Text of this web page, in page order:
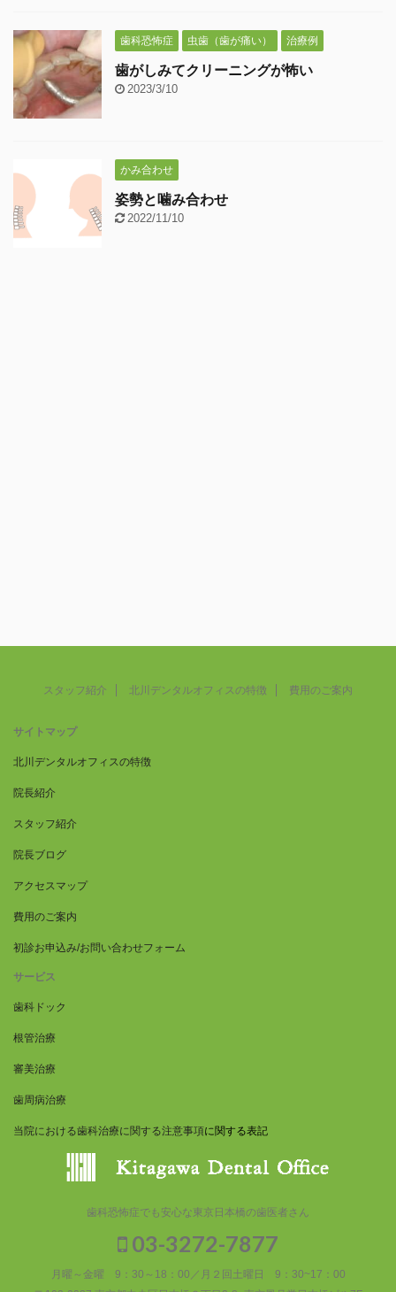
歯科恐怖症 虫歯（歯が痛い） 治療例
歯がしみてクリーニングが怖い
2023/3/10
かみ合わせ
姿勢と噛み合わせ
2022/11/10
スタッフ紹介 北川デンタルオフィスの特徴 費用のご案内
サイトマップ
北川デンタルオフィスの特徴
院長紹介
スタッフ紹介
院長ブログ
アクセスマップ
費用のご案内
初診お申込み/お問い合わせフォーム
サービス
歯科ドック
根管治療
審美治療
歯周病治療
当院における歯科治療に関する注意事項に関する表記
歯科恐怖症でも安心な東京日本橋の歯医者さん
03-3272-7877
月曜～金曜 9：30～18：00／月２回土曜日 9：30~17：00